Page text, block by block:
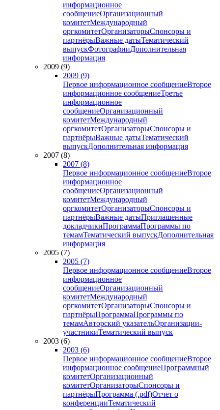
информационное
сообщениеОрганизационный
комитетМеждународный
оргкомитетОрганизаторыСпонсоры и
партнёрыВажные датыТематический
выпускФотографииДополнительная
информация
2009 (9)
2009 (9)
Первое информационное сообщениеВторое
информационное сообщениеТретье
информационное
сообщениеОрганизационный
комитетМеждународный
оргкомитетОрганизаторыСпонсоры и
партнёрыВажные датыТематический
выпускДополнительная информация
2007 (8)
2007 (8)
Первое информационное сообщениеВторое
информационное
сообщениеОрганизационный
комитетМеждународный
оргкомитетОрганизаторыСпонсоры и
партнёрыВажные датыПриглашенные
докладчикиПрограммаПрограммы по
темамТематический выпускДополнительная
информация
2005 (7)
2005 (7)
Первое информационное сообщениеВторое
информационное
сообщениеОрганизационный
комитетМеждународный
оргкомитетОрганизаторыСпонсоры и
партнёрыПрограммаПрограммы по
темамАвторский указательОрганизации-
участникиТематический выпуск
2003 (6)
2003 (6)
Первое информационное сообщениеВторое
информационное сообщениеПрограммный
комитетОрганизационный
комитетОрганизаторыСпонсоры и
партнёрыПрограмма (.pdf)Отчет о
конференцииТематический